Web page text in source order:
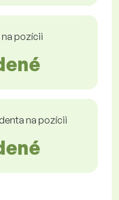
pozícii
na pozícii